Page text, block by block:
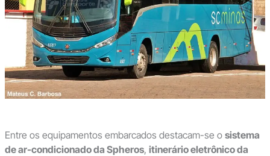
Entre os equipamentos embarcados destacam-se o sistema
de ar-condicionado da Spheros, itinerário eletrônico da